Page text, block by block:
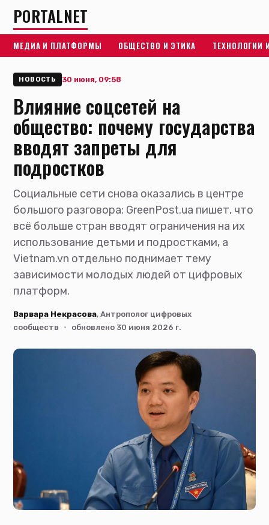
PORTALNET
МЕДИА И ПЛАТФОРМЫ ОБЩЕСТВО И ЭТИКА ТЕХНОЛОГИИ
НОВОСТЬ 30 июня, 09:58
Влияние соцсетей на
общество: почему государства
вводят запреты для
подростков
Социальные сети снова оказались в центре
большого разговора: GreenPost.ua пишет, что
всё больше стран вводят ограничения на их
использование детьми и подростками, а
Vietnam.vn отдельно поднимает тему
зависимости молодых людей от цифровых
платформ.
Варвара Некрасова, Антрополог цифровых
сообществ
· обновлено 30 июня 2026 г.